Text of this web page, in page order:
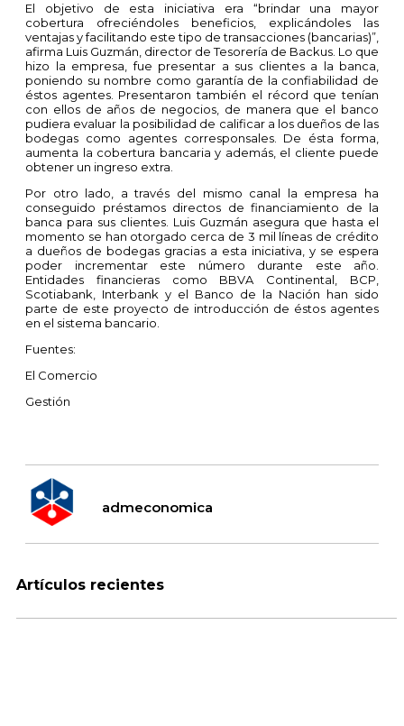
El objetivo de esta iniciativa era “brindar una mayor
cobertura ofreciéndoles beneficios, explicándoles las
ventajas y facilitando este tipo de transacciones (bancarias)”,
afirma Luis Guzmán, director de Tesorería de Backus. Lo que
hizo la empresa, fue presentar a sus clientes a la banca,
poniendo su nombre como garantía de la confiabilidad de
éstos agentes. Presentaron también el récord que tenían
con ellos de años de negocios, de manera que el banco
pudiera evaluar la posibilidad de calificar a los dueños de las
bodegas como agentes corresponsales. De ésta forma,
aumenta la cobertura bancaria y además, el cliente puede
obtener un ingreso extra.
Por otro lado, a través del mismo canal la empresa ha
conseguido préstamos directos de financiamiento de la
banca para sus clientes. Luis Guzmán asegura que hasta el
momento se han otorgado cerca de 3 mil líneas de crédito
a dueños de bodegas gracias a esta iniciativa, y se espera
poder incrementar este número durante este año.
Entidades financieras como BBVA Continental, BCP,
Scotiabank, Interbank y el Banco de la Nación han sido
parte de este proyecto de introducción de éstos agentes
en el sistema bancario.
Fuentes:
El Comercio
Gestión
admeconomica
Artículos recientes